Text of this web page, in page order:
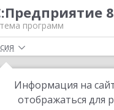
8
программ
Информация на
отображаться для